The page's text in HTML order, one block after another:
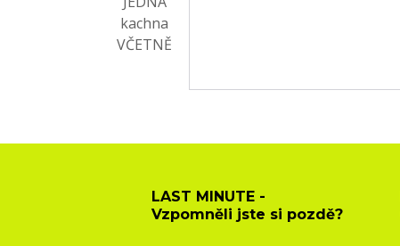
LAST MINUTE -
Vzpomněli jste si pozdě?